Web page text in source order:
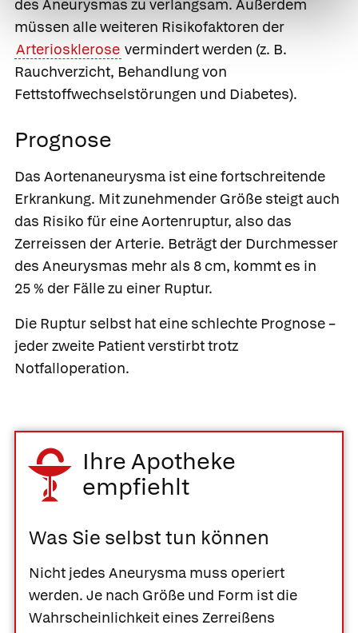
des Aneurysmas zu verlangsam. Außerdem
müssen alle weiteren Risikofaktoren der
Arteriosklerose vermindert werden (z. B.
Rauchverzicht, Behandlung von
Fettstoffwechselstörungen und Diabetes).
Prognose
Das Aortenaneurysma ist eine fortschreitende
Erkrankung. Mit zunehmender Größe steigt auch
das Risiko für eine Aortenruptur, also das
Zerreissen der Arterie. Beträgt der Durchmesser
des Aneurysmas mehr als 8 cm, kommt es in
25 % der Fälle zu einer Ruptur.
Die Ruptur selbst hat eine schlechte Prognose –
jeder zweite Patient verstirbt trotz
Notfalloperation.
Ihre Apotheke
empfiehlt
Was Sie selbst tun können
Nicht jedes Aneurysma muss operiert
werden. Je nach Größe und Form ist die
Wahrscheinlichkeit eines Zerreißens